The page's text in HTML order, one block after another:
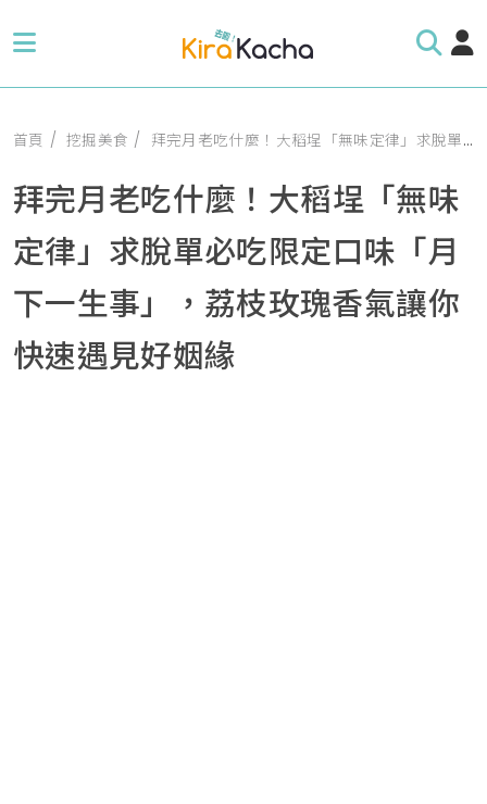
首頁 挖掘美食 拜完月老吃什麼！大稻埕「無味定律」求脫單必吃限定口味「月下一生事」，荔枝玫瑰香氣讓你快速遇見好姻緣
拜完月老吃什麼！大稻埕「無味
定律」求脫單必吃限定口味「月
下一生事」，荔枝玫瑰香氣讓你
快速遇見好姻緣